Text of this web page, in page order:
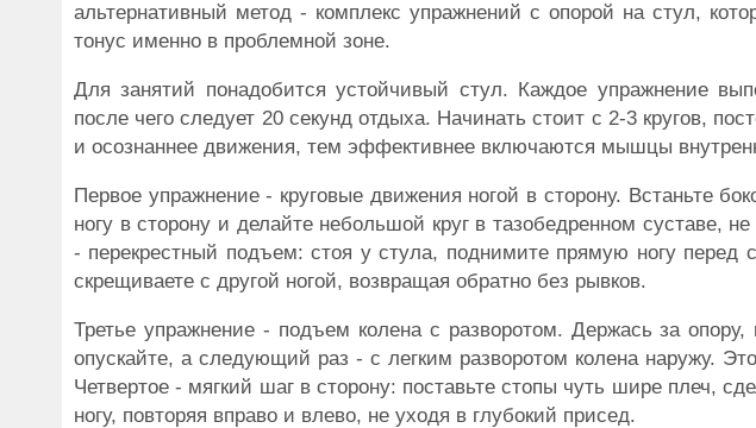
альтернативный метод - комплекс упражнений с опорой на стул,
тонус именно в проблемной зоне.
Для занятий понадобится устойчивый стул. Каждое упражнение
после чего следует 20 секунд отдыха. Начинать стоит с 2-3 кругов,
и осознаннее движения, тем эффективнее включаются мышцы
Первое упражнение - круговые движения ногой в сторону. Встаньте
ногу в сторону и делайте небольшой круг в тазобедренном суставе,
- перекрестный подъем: стоя у стула, поднимите прямую ногу перед
скрещиваете с другой ногой, возвращая обратно без рывков.
Третье упражнение - подъем колена с разворотом. Держась за
опускайте, а следующий раз - с легким разворотом колена наружу.
Четвертое - мягкий шаг в сторону: поставьте стопы чуть шире плеч,
ногу, повторяя вправо и влево, не уходя в глубокий присед.